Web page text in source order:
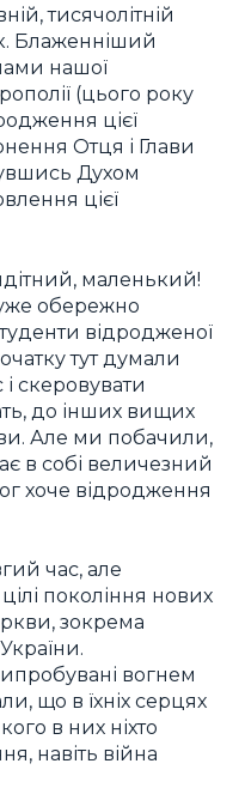
тисячолітній
Блаженніший
нашої
(цього року
цієї
Отця і Глави
Духом
цієї
маленький!
обережно
відродженої
тут думали
скеровувати
до інших вищих
Але ми побачили,
в собі величезний
хоче відродження
час, але
покоління нових
зокрема
вогнем
що в їхніх серцях
в них ніхто
навіть війна